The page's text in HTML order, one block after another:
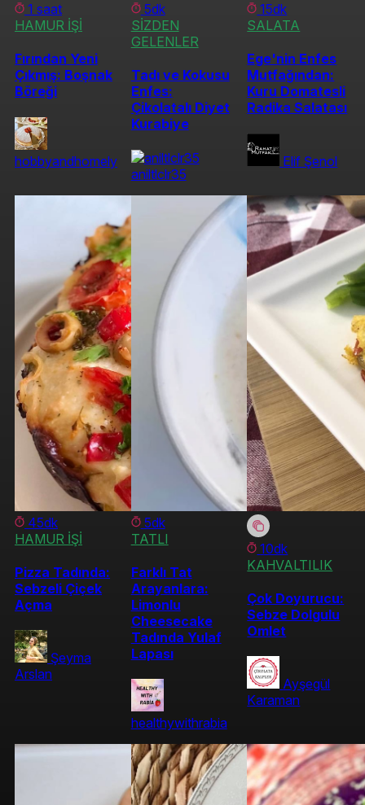
1 saat
HAMUR İŞİ
Fırından Yeni
Çıkmış: Boşnak
Böreği
hobbyandhomely
5dk
SİZDEN
GELENLER
Tadı ve Kokusu
Enfes:
Çikolatalı Diyet
Kurabiye
aniltlclr35
15dk
SALATA
Ege'nin Enfes
Mutfağından:
Kuru Domatesli
Radika Salatası
Elif Şenol
45dk
HAMUR İŞİ
Pizza Tadında:
Sebzeli Çiçek
Açma
Şeyma
Arslan
5dk
TATLI
Farklı Tat
Arayanlara:
Limonlu
Cheesecake
Tadında Yulaf
Lapası
healthywithrabia
10dk
KAHVALTILIK
Çok Doyurucu:
Sebze Dolgulu
Omlet
Ayşegül
Karaman